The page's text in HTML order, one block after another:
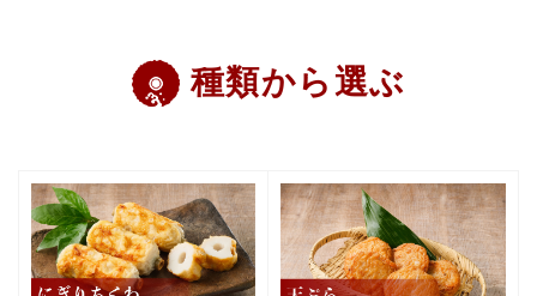
種類から選ぶ